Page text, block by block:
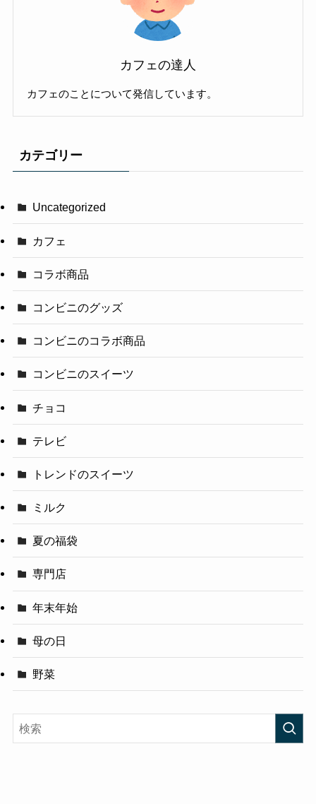
カフェの達人
カフェのことについて発信しています。
カテゴリー
Uncategorized
カフェ
コラボ商品
コンビニのグッズ
コンビニのコラボ商品
コンビニのスイーツ
チョコ
テレビ
トレンドのスイーツ
ミルク
夏の福袋
専門店
年末年始
母の日
野菜